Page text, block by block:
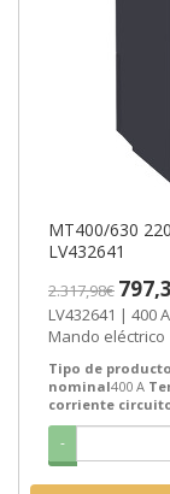
MT400/630
LV432641
2.317,98€
LV432641 | 400 A | 208 a 277 V
Tipo de
nominal400 A
corriente
-